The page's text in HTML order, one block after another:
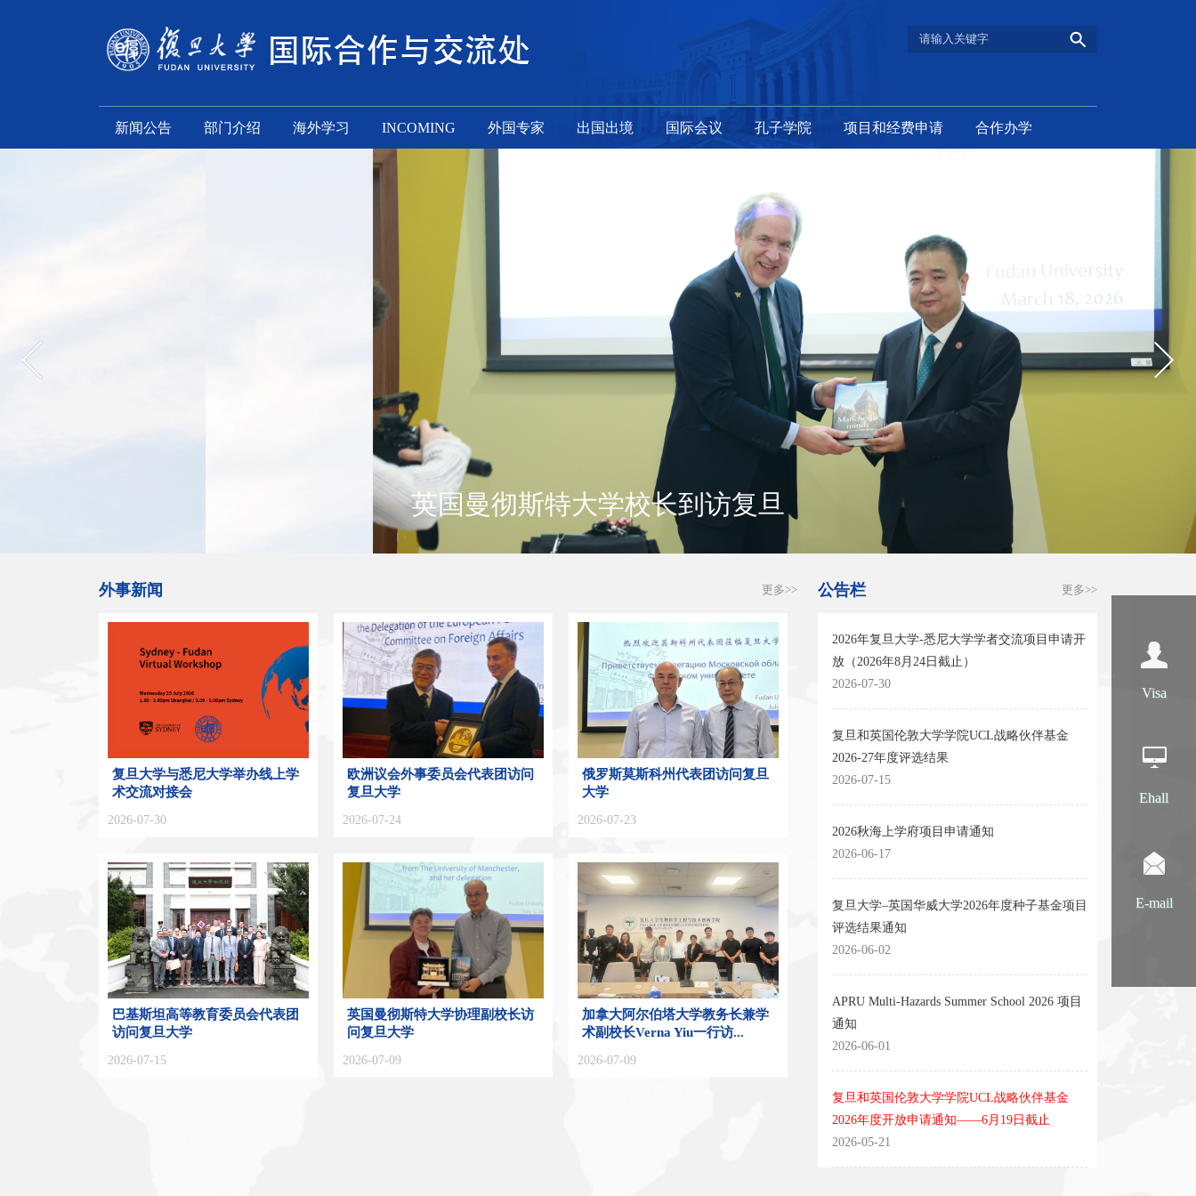
新闻公告 部门介绍 海外学习 INCOMING 外国专家 出国出境 国际会议 孔子学院 项目和经费申请 合作办学
英国曼彻斯特大学校长到访复旦
Visa
Ehall
E-mail
外事新闻 更多>>
复旦大学与悉尼大学举办线上学
术交流对接会
2026-07-30
欧洲议会外事委员会代表团访问
复旦大学
2026-07-24
俄罗斯莫斯科州代表团访问复旦
大学
2026-07-23
巴基斯坦高等教育委员会代表团
访问复旦大学
2026-07-15
英国曼彻斯特大学协理副校长访
问复旦大学
2026-07-09
加拿大阿尔伯塔大学教务长兼学
术副校长Verna Yiu一行访...
2026-07-09
公告栏 更多>>
2026年复旦大学-悉尼大学学者交流项目申请开
放（2026年8月24日截止）
2026-07-30
复旦和英国伦敦大学学院UCL战略伙伴基金
2026-27年度评选结果
2026-07-15
2026秋海上学府项目申请通知
2026-06-17
复旦大学–英国华威大学2026年度种子基金项目
评选结果通知
2026-06-02
APRU Multi-Hazards Summer School 2026 项目
通知
2026-06-01
复旦和英国伦敦大学学院UCL战略伙伴基金
2026年度开放申请通知——6月19日截止
2026-05-21